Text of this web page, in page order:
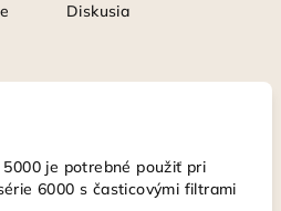
Diskusia
je potrebné použiť pri
6000 s časticovými filtrami